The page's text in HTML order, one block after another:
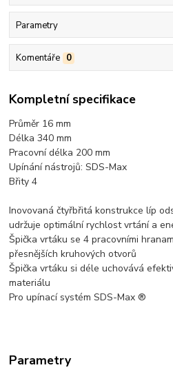
Parametry
Komentáře 0
Kompletní specifikace
Průměr 16 mm
Délka 340 mm
Pracovní délka 200 mm
Upínání nástrojů: SDS-Max
Břity 4
Inovovaná čtyřbřitá konstrukce líp
udržuje optimální rychlost vrtání a
Špička vrtáku se 4 pracovními
přesnějších kruhových otvorů
Špička vrtáku si déle uchovává
materiálu
Pro upínací systém SDS-Max ®
Parametry